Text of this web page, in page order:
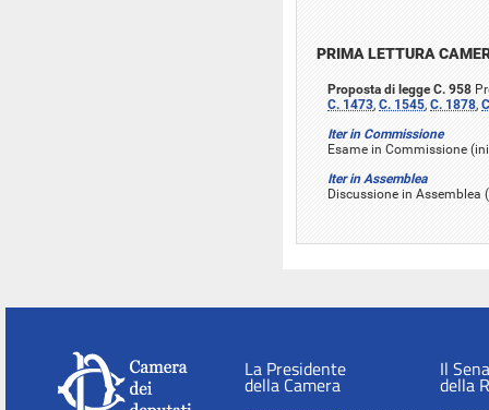
PRIMA LETTURA
Proposta di legge C. 958
C. 1473, C. 1545, C. 1878,
Iter in Commissione
Esame in Commissione
Iter in Assemblea
Discussione in
La Presidente
della Camera
Il
della